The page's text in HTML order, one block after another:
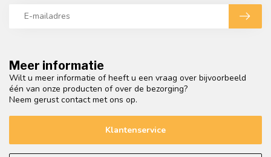
Meer informatie
Wilt u meer informatie of heeft u een vraag over bijvoorbeeld
één van onze producten of over de bezorging?
Neem gerust contact met ons op.
Klantenservice